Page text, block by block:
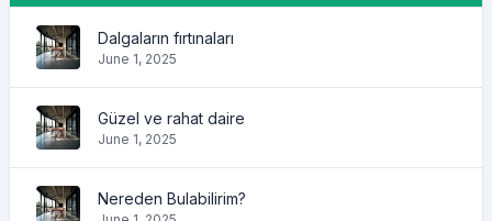
Dalgaların fırtınaları
June 1, 2025
Güzel ve rahat daire
June 1, 2025
Nereden Bulabilirim?